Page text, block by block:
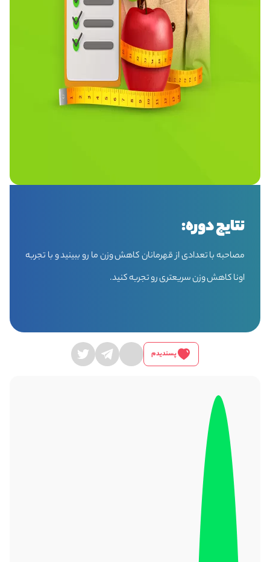
نتایج دوره:
مصاحبه با تعدادی از قهرمانان کاهش وزن ما رو ببینید و با تجربه
اونا کاهش وزن سریعتری رو تجربه کنید.
پسندیدم